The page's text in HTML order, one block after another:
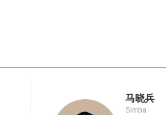
马晓兵
Simba